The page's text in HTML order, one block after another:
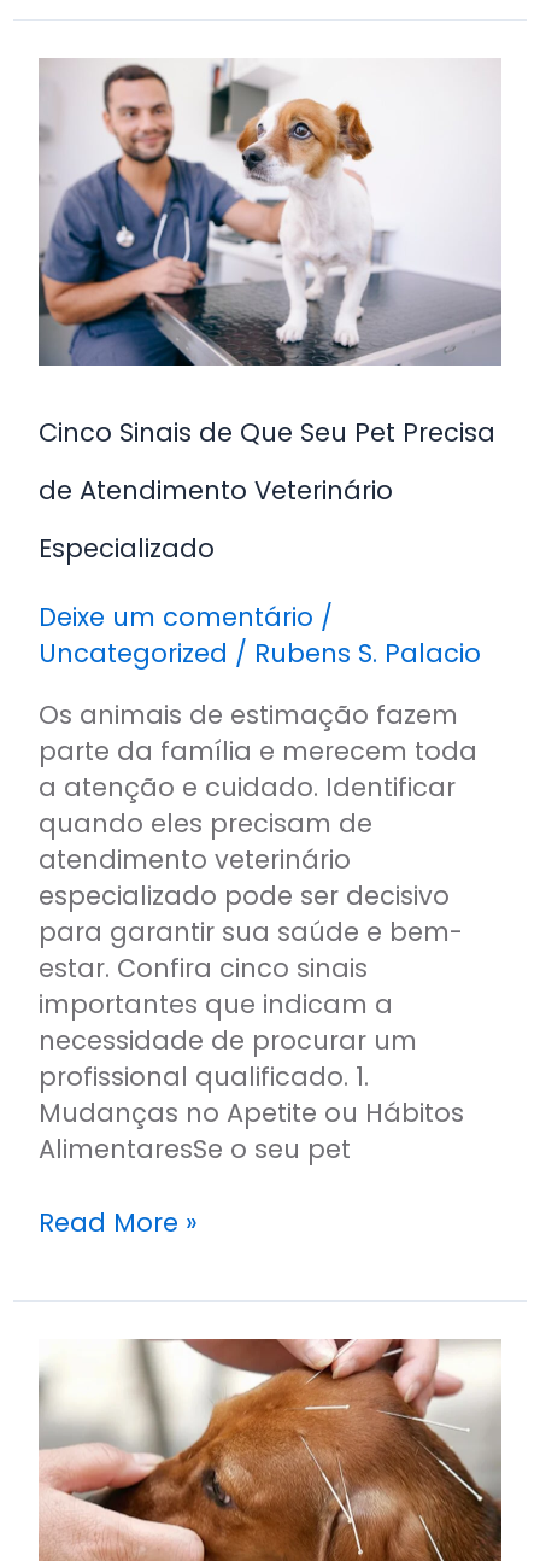
Cinco Sinais de Que Seu Pet Precisa
de Atendimento Veterinário
Especializado
Deixe um comentário /
Uncategorized / Rubens S. Palacio
Os animais de estimação fazem
parte da família e merecem toda
a atenção e cuidado. Identificar
quando eles precisam de
atendimento veterinário
especializado pode ser decisivo
para garantir sua saúde e bem-
estar. Confira cinco sinais
importantes que indicam a
necessidade de procurar um
profissional qualificado. 1.
Mudanças no Apetite ou Hábitos
AlimentaresSe o seu pet
Cinco
Sinais
de
Que
Seu
Pet
Precisa
de
Atendimento
Especializado
Read More »
Que
é
Acupuntura
Veterinária
e